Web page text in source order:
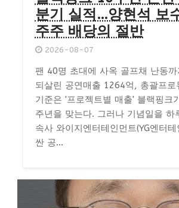
분기 실적…양현석 보
주주 배당의 절반
2026-08-07
팬 40명 초대에 사옥 골프채 난동
되살린 공연매출 1264억, 총괄프로
기준은 '프로젝트별 매출' 블랙핑크
주년을 맞는다. 그러나 기념일을 하
속사 와이지엔터테인먼트(YG엔터
싼 공...